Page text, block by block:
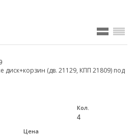
диск+корзин (дв. 21129, КПП 21809) под
Кол.
4
Цена